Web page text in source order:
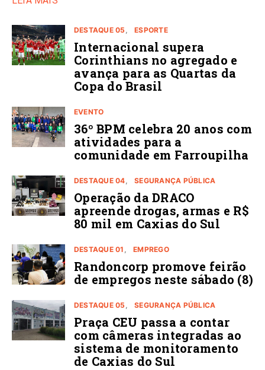
DESTAQUE 05 ESPORTE
Internacional supera
Corinthians no agregado e
avança para as Quartas da
Copa do Brasil
EVENTO
36º BPM celebra 20 anos com
atividades para a
comunidade em Farroupilha
DESTAQUE 04 SEGURANÇA PÚBLICA
Operação da DRACO
apreende drogas, armas e R$
80 mil em Caxias do Sul
DESTAQUE 01 EMPREGO
Randoncorp promove feirão
de empregos neste sábado (8)
DESTAQUE 05 SEGURANÇA PÚBLICA
Praça CEU passa a contar
com câmeras integradas ao
sistema de monitoramento
de Caxias do Sul